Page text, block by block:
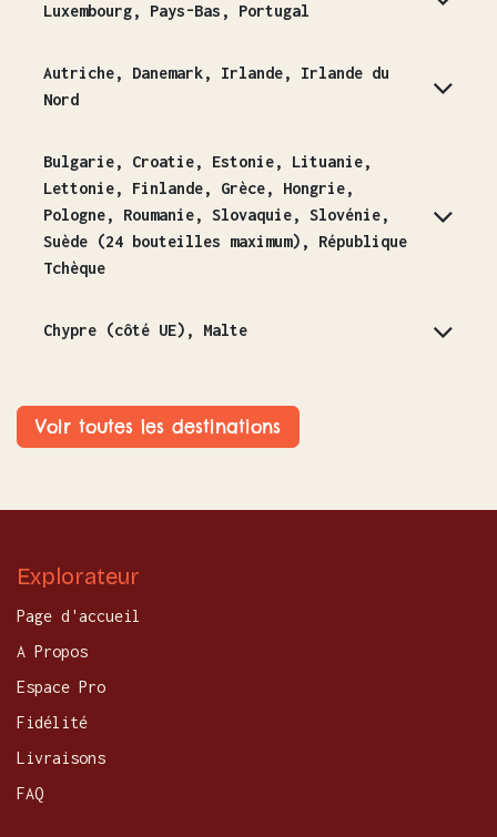
Luxembourg, Pays-Bas, Portugal
Autriche, Danemark, Irlande, Irlande du
Nord
Bulgarie, Croatie, Estonie, Lituanie,
Lettonie, Finlande, Grèce, Hongrie,
Pologne, Roumanie, Slovaquie, Slovénie,
Suède (24 bouteilles maximum), République
Tchèque
Chypre (côté UE), Malte
Voir toutes les destinations
Explorateur
Page d'accueil
A Propos
Espace Pro
Fidélité
Livraisons
FAQ